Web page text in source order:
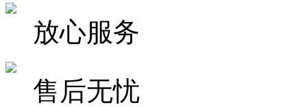
放心服务
售后无忧